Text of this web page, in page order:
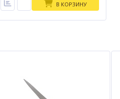
В КОРЗИНУ